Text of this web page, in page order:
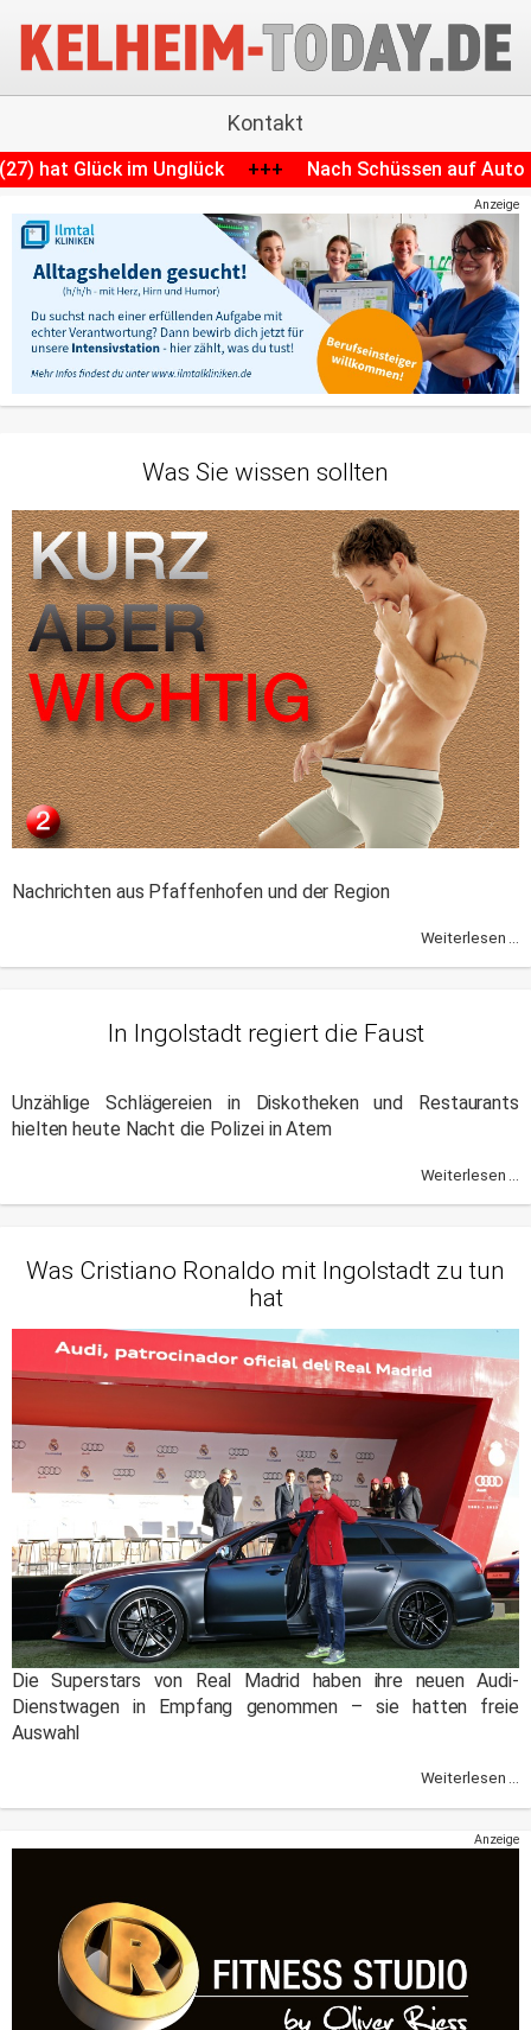
Kontakt
+++ Nach Schüssen auf Auto in Ingolstadt:
Anzeige
Was Sie wissen sollten
Nachrichten aus Pfaffenhofen und der Region
Weiterlesen ...
In Ingolstadt regiert die Faust
Unzählige Schlägereien in Diskotheken und Restaurants
hielten heute Nacht die Polizei in Atem
Weiterlesen ...
Was Cristiano Ronaldo mit Ingolstadt zu tun
hat
Die Superstars von Real Madrid haben ihre neuen Audi-
Dienstwagen in Empfang genommen – sie hatten freie
Auswahl
Weiterlesen ...
Anzeige